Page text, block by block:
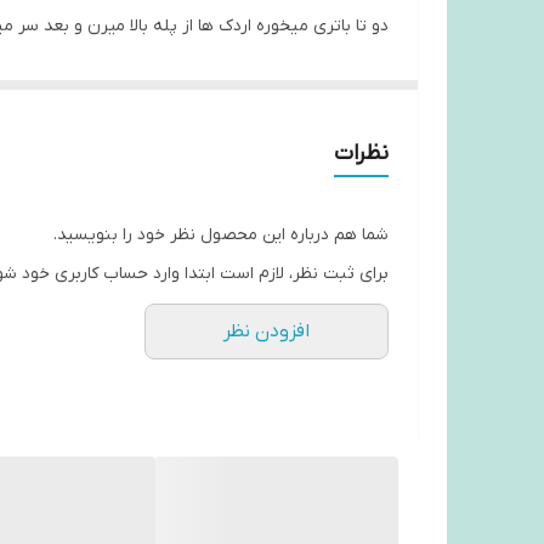
دو تا باتری میخوره اردک ها از پله بالا میرن و بعد سر
نظرات
شما هم درباره این محصول نظر خود را بنویسید.
برای ثبت نظر، لازم است ابتدا وارد حساب کاربری خود
افزودن نظر